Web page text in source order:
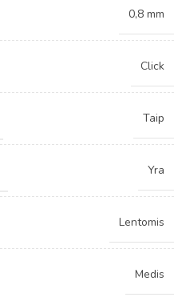
0,8 mm
Click
Taip
Yra
Lentomis
Medis